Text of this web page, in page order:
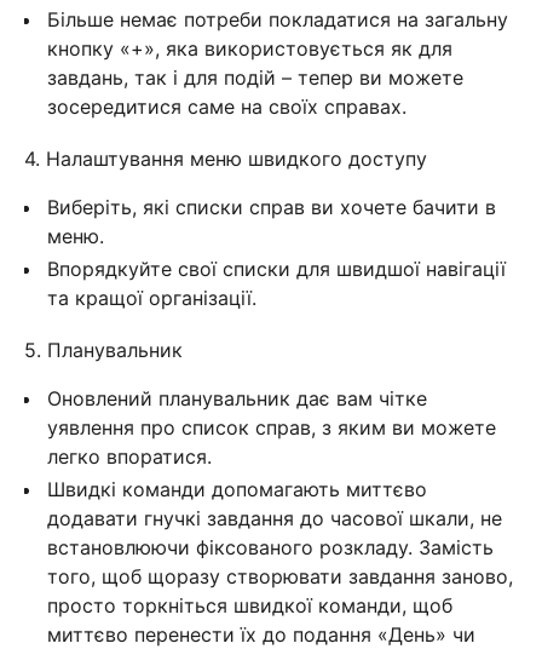
Більше немає потреби покладатися на загальну
кнопку «+», яка використовується як для
завдань, так і для подій – тепер ви можете
зосередитися саме на своїх справах.
4. Налаштування меню швидкого доступу
Виберіть, які списки справ ви хочете бачити в
меню.
Впорядкуйте свої списки для швидшої навігації
та кращої організації.
5. Планувальник
Оновлений планувальник дає вам чітке
уявлення про список справ, з яким ви можете
легко впоратися.
Швидкі команди допомагають миттєво
додавати гнучкі завдання до часової шкали, не
встановлюючи фіксованого розкладу. Замість
того, щоб щоразу створювати завдання заново,
просто торкніться швидкої команди, щоб
миттєво перенести їх до подання «День» чи